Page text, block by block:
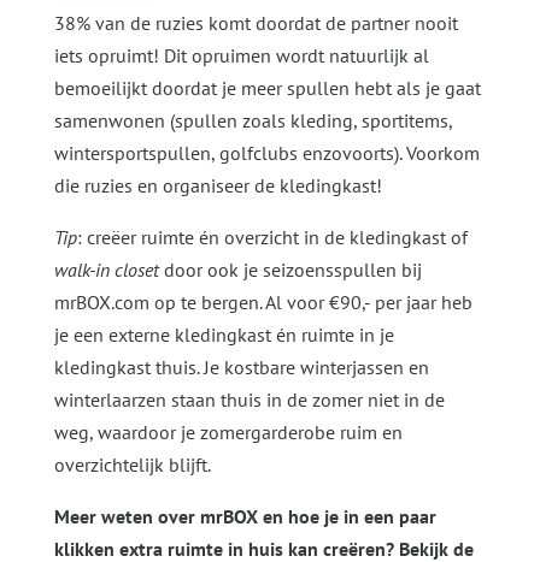
38% van de ruzies komt doordat de partner nooit
iets opruimt! Dit opruimen wordt natuurlijk al
bemoeilijkt doordat je meer spullen hebt als je gaat
samenwonen (spullen zoals kleding, sportitems,
wintersportspullen, golfclubs enzovoorts). Voorkom
die ruzies en organiseer de kledingkast!
Tip: creëer ruimte én overzicht in de kledingkast of
walk-in closetdoor ook je seizoensspullen bij
mrBOX.com op te bergen. Al voor €90,- per jaar heb
je een externe kledingkast én ruimte in je
kledingkast thuis. Je kostbare winterjassen en
winterlaarzen staan thuis in de zomer niet in de
weg, waardoor je zomergarderobe ruim en
overzichtelijk blijft.
Meer weten over mrBOX en hoe je in een paar
klikken extra ruimte in huis kan creëren? Bekijk de